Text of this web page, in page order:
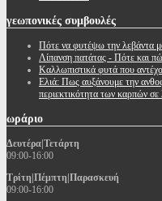
γεωπονικές συμβουλές
Πότε να φυτέψω την λεβάντα
Λίπανση πατάτας - Πότε και
Καλλωπιστικά φυτά που
Ελιά: Πως αυξάνουμε την
περιεκτικότητα των καρπών σε
ωράριο
Δευτέρα|Τετάρτη
09:00-16:00
Τρίτη|Πέμπτη|Παρασκευή
09:00-16:00